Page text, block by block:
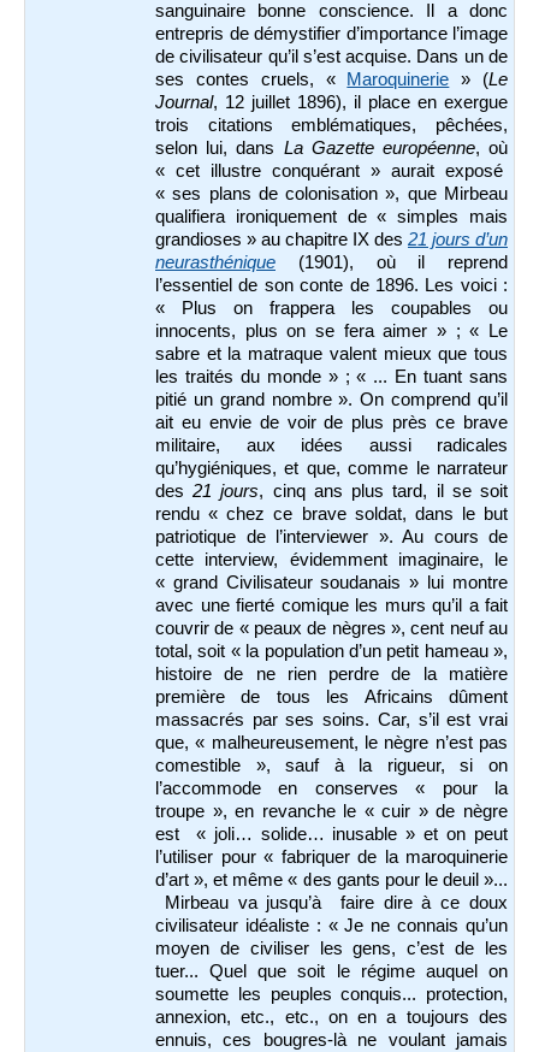
sanguinaire bonne conscience. Il a donc
entrepris de démystifier d’importance l’image
de civilisateur qu’il s’est acquise. Dans un de
ses contes cruels, «
Maroquinerie » (Le
Journal, 12 juillet 1896), il place en exergue
trois citations emblématiques, pêchées,
selon lui, dans La Gazette européenne, où
« cet illustre conquérant » aurait exposé
« ses plans de colonisation », que Mirbeau
qualifiera ironiquement de « simples mais
grandioses » au chapitre IX des 21 jours d’un
neurasthénique (1901), où il reprend
l’essentiel de son conte de 1896. Les voici :
« Plus on frappera les coupables ou
innocents, plus on se fera aimer » ; « Le
sabre et la matraque valent mieux que tous
les traités du monde » ; « ... En tuant sans
pitié un grand nombre ». On comprend qu’il
ait eu envie de voir de plus près ce brave
militaire, aux idées aussi radicales
qu’hygiéniques, et que, comme le narrateur
des21 jours, cinq ans plus tard, il se soit
rendu « chez ce brave soldat, dans le but
patriotique de l’interviewer ». Au cours de
cette interview, évidemment imaginaire, le
« grand Civilisateur soudanais » lui montre
avec une fierté comique les murs qu’il a fait
couvrir de « peaux de nègres », cent neuf au
total, soit « la population d’un petit hameau »,
histoire de ne rien perdre de la matière
première de tous les Africains dûment
massacrés par ses soins. Car, s’il est vrai
que, « malheureusement, le nègre n’est pas
comestible », sauf à la rigueur, si on
l’accommode en conserves « pour la
troupe », en revanche le « cuir » de nègre
est « joli… solide… inusable » et on peut
l’utiliser pour « fabriquer de la maroquinerie
d’art », et même « des gants pour le deuil »...
Mirbeau va jusqu’à faire dire à ce doux
civilisateur idéaliste : « Je ne connais qu’un
moyen de civiliser les gens, c’est de les
tuer... Quel que soit le régime auquel on
soumette les peuples conquis... protection,
annexion, etc., etc., on en a toujours des
ennuis, ces bougres-là ne voulant jamais